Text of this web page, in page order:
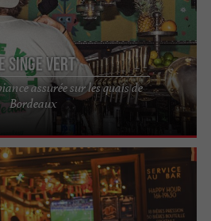
SINGE VERT
assurée sur les quais de
Bordeaux